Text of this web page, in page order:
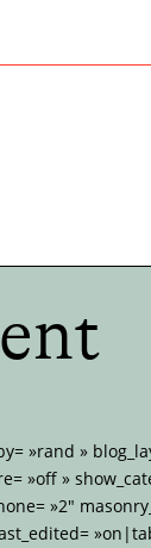
»rand »
»off »
»2″